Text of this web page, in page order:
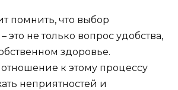
помнить, что выбор
это не только вопрос удобства,
здоровье.
к этому процессу
неприятностей и